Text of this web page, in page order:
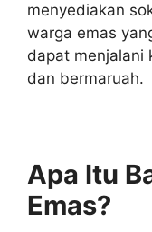
menyediakan
warga emas
dapat menjalani
dan bermaruah.
Apa Itu
Emas?